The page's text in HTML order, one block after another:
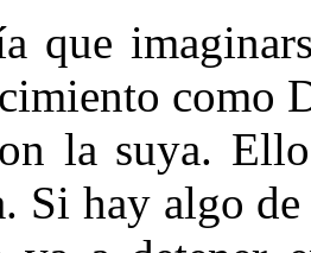
que
como
la suya.
Si hay algo